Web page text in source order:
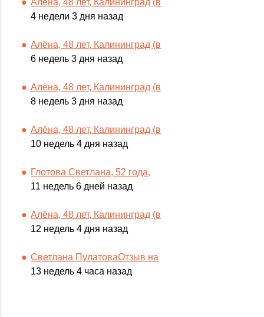
4 недели 3 дня назад
Алёна, 48 лет, Калининград (в
6 недель 3 дня назад
Алёна, 48 лет, Калининград (в
8 недель 3 дня назад
Алёна, 48 лет, Калининград (в
10 недель 4 дня назад
Глотова Светлана, 52 года,
11 недель 6 дней назад
Алёна, 48 лет, Калининград (в
12 недель 4 дня назад
Светлана ПулатоваОтзыв на
13 недель 4 часа назад